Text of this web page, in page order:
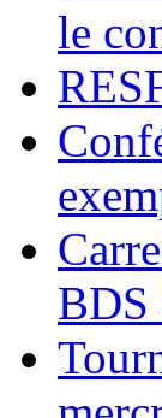
le
BDS